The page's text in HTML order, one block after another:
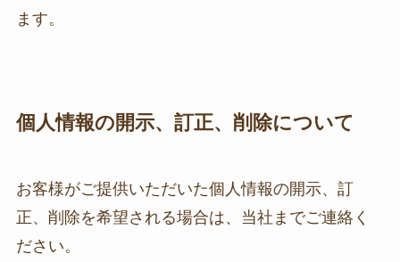
ます。
個人情報の開示、訂正、削除について
お客様がご提供いただいた個人情報の開示、訂
正、削除を希望される場合は、当社までご連絡く
ださい。